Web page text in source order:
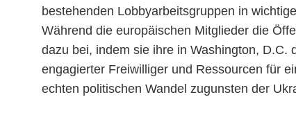
bestehenden Lobbyarbeitsgruppen in
Während die europäischen Mitglieder die
dazu bei, indem sie ihre in Washington, D.C.
engagierter Freiwilliger und Ressourcen für
echten politischen Wandel zugunsten der